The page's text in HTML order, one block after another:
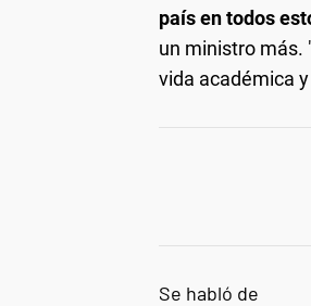
país en todos
un ministro más.
vida académica
Se habló de